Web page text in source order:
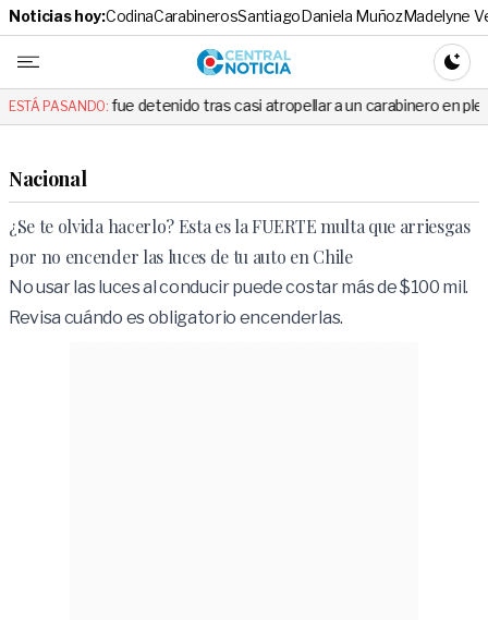
Noticias hoy:CodinaCarabinerosSantiagoDaniela MuñozMadelyne
Central
ESTÁ PASANDO:
detenido tras casi atropellar a un carabinero en plena fiscalización
Nacional
¿Se te olvida hacerlo? Esta es la FUERTE multa que arriesgas
por no encender las luces de tu auto en Chile
No usar las luces al conducir puede costar más de $100 mil.
Revisa cuándo es obligatorio encenderlas.